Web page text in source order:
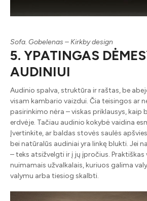
Sofa. Gobelenas – Kirkby design
5. YPATINGAS
AUDINIUI
Audinio spalva, struktūra ir raštas, be
visam kambario vaizdui. Čia teisingos ar
pasirinkimo nėra – viskas priklausys, kaip
erdvėje. Tačiau audinio kokybė vaidina
Įvertinkite, ar baldas stovės saulės
bei natūralūs audiniai yra linkę blukti. Jei
– teks atsižvelgti ir į jų įpročius.
nuimamais užvalkalais, kuriuos galima
valymu arba tiesiog skalbti.